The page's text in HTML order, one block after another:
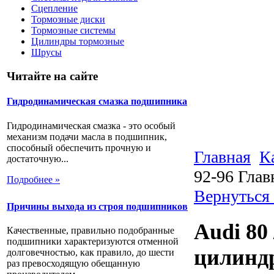
Сцепление
Тормозные диски
Тормозные системы
Цилиндры тормозные
Шрусы
Читайте на сайте
Гидродинамическая смазка подшипника
Гидродинамическая смазка - это особый
механизм подачи масла в подшипник,
способный обеспечить прочную и
достаточную...
Подробнее »
Причины выхода из строя подшипников
Качественные, правильно подобранные
подшипники характеризуются отменной
долговечностью, как правило, до шести
раз превосходящую обещанную
Главная
92-96
Audi 80